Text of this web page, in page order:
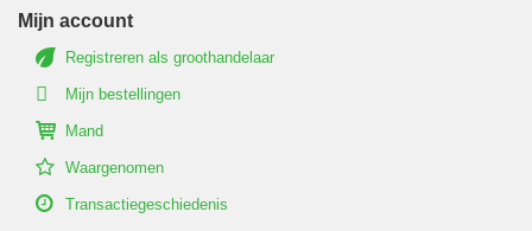
Mijn account
Registreren als groothandelaar
Mijn bestellingen
Mand
Waargenomen
Transactiegeschiedenis